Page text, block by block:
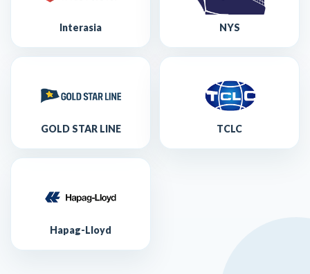
Interasia NYS
GOLD STAR LINE TCLC
Hapag-Lloyd